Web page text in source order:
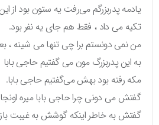
یادمه پدربزرگم می‌رفت یه ستون بود از
تکیه می داد ، فقط هم جای یه نفر بود.
من نمی دونستم برا چی تنها می شینه ،
به این پدربزرگ مون می گفتیم حاجی بابا
مکه رفته بود بهش می‌گفتیم حاجی بابا.
گفتش می دونی چرا حاجی بابا میره اونجا
گفتش به خاطر اینکه گوشش به غیبت باز